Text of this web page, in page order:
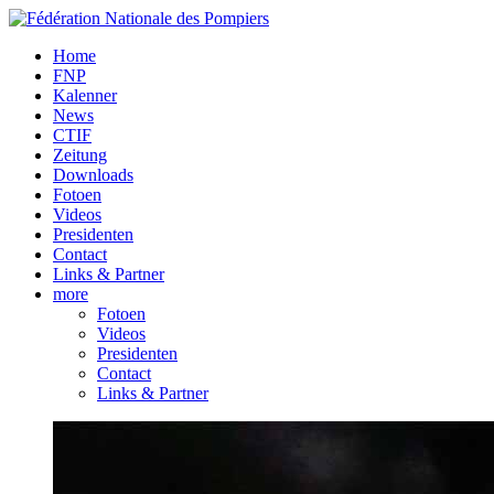
Home
FNP
Kalenner
News
CTIF
Zeitung
Downloads
Fotoen
Videos
Presidenten
Contact
Links & Partner
more
Fotoen
Videos
Presidenten
Contact
Links & Partner